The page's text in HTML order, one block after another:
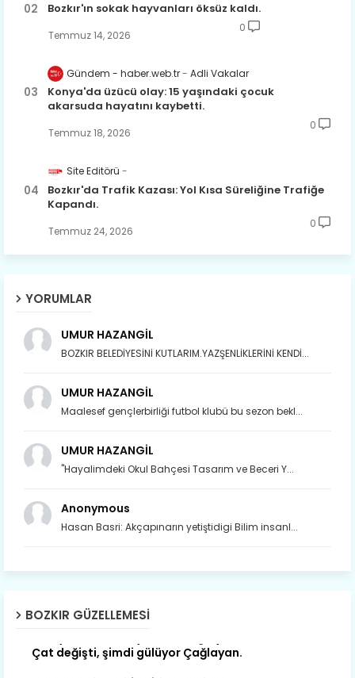
Bozkır'ın sokak hayvanları öksüz kaldı.
Temmuz 14, 2026
0
Gündem - haber.web.tr Adli Vakalar
Konya'da üzücü olay: 15 yaşındaki çocuk
akarsuda hayatını kaybetti.
Temmuz 18, 2026
0
Site Editörü
Bozkır'da Trafik Kazası: Yol Kısa Süreliğine Trafiğe
Kapandı.
Temmuz 24, 2026
0
YORUMLAR
UMUR HAZANGİL
BOZKIR BELEDİYESİNİ KUTLARIM.YAZŞENLİKLERİNİ KENDİ...
UMUR HAZANGİL
Maalesef gençlerbirliği futbol klubü bu sezon bekl...
UMUR HAZANGİL
"Hayalimdeki Okul Bahçesi Tasarım ve Beceri Y...
Anonymous
Hasan Basri: Akçapınarın yetiştidigi Bilim insanl...
BOZKIR GÜZELLEMESI
Çat değişti, şimdi gülüyor Çağlayan.